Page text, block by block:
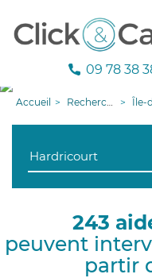
09 78 38
Accueil Recherche aide à domicile Île-
243
peuvent
partir